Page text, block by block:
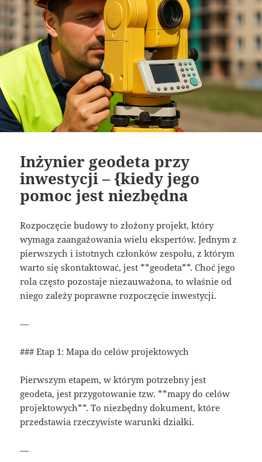
Inżynier geodeta przy
inwestycji – {kiedy jego
pomoc jest niezbędna
Rozpoczęcie budowy to złożony projekt, który
wymaga zaangażowania wielu ekspertów. Jednym z
pierwszych i istotnych członków zespołu, z którym
warto się skontaktować, jest **geodeta**. Choć jego
rola często pozostaje niezauważona, to właśnie od
niego zależy poprawne rozpoczęcie inwestycji.
—
### Etap 1: Mapa do celów projektowych
Pierwszym etapem, w którym potrzebny jest
geodeta, jest przygotowanie tzw. **mapy do celów
projektowych**. To niezbędny dokument, które
przedstawia rzeczywiste warunki działki.
—